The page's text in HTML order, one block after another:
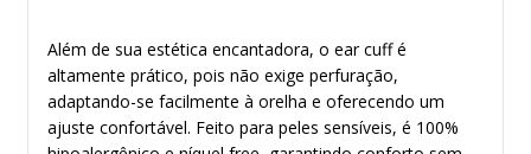
Além de sua estética encantadora, o ear cuff é
altamente prático, pois não exige perfuração,
adaptando-se facilmente à orelha e oferecendo um
ajuste confortável. Feito para peles sensíveis, é 100%